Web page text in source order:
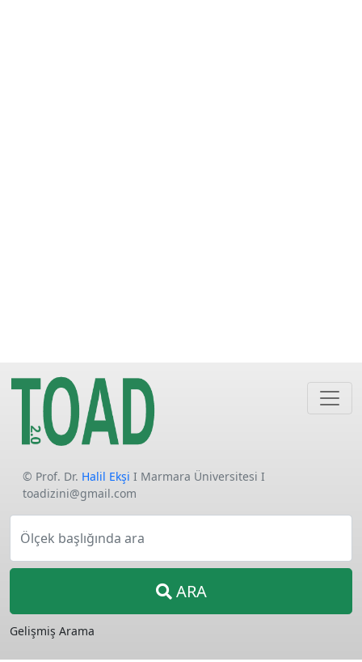
© Prof. Dr. Halil Ekşi I Marmara Üniversitesi I
toadizini@gmail.com
Ölçek başlığında ara
ARA
Gelişmiş Arama